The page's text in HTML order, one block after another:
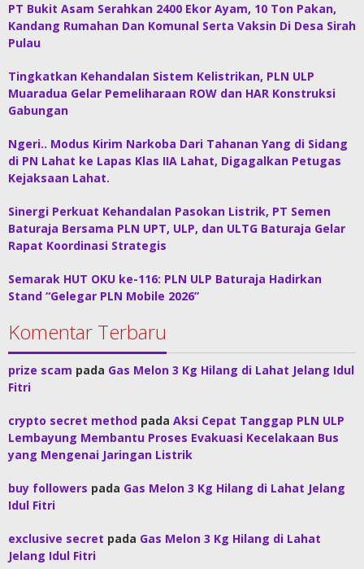
PT Bukit Asam Serahkan 2400 Ekor Ayam, 10 Ton Pakan,
Kandang Rumahan Dan Komunal Serta Vaksin Di Desa Sirah
Pulau
Tingkatkan Kehandalan Sistem Kelistrikan, PLN ULP
Muaradua Gelar Pemeliharaan ROW dan HAR Konstruksi
Gabungan
Ngeri.. Modus Kirim Narkoba Dari Tahanan Yang di Sidang
di PN Lahat ke Lapas Klas IIA Lahat, Digagalkan Petugas
Kejaksaan Lahat.
Sinergi Perkuat Kehandalan Pasokan Listrik, PT Semen
Baturaja Bersama PLN UPT, ULP, dan ULTG Baturaja Gelar
Rapat Koordinasi Strategis
Semarak HUT OKU ke-116: PLN ULP Baturaja Hadirkan
Stand “Gelegar PLN Mobile 2026”
Komentar Terbaru
prize scam pada Gas Melon 3 Kg Hilang di Lahat Jelang Idul
Fitri
crypto secret method pada Aksi Cepat Tanggap PLN ULP
Lembayung Membantu Proses Evakuasi Kecelakaan Bus
yang Mengenai Jaringan Listrik
buy followers pada Gas Melon 3 Kg Hilang di Lahat Jelang
Idul Fitri
exclusive secret pada Gas Melon 3 Kg Hilang di Lahat
Jelang Idul Fitri